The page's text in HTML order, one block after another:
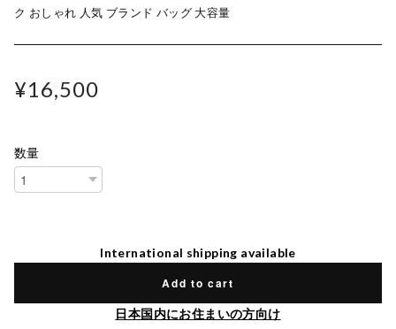
ク おしゃれ 人気 ブランド バッグ 大容量
¥16,500
数量
International shipping available
Add to cart
日本国内にお住まいの方向け